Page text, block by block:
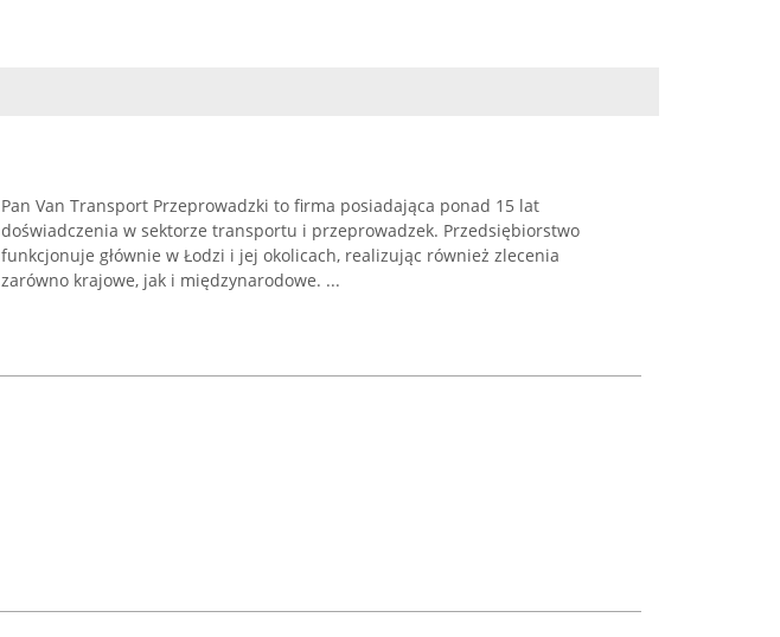
Pan Van Transport Przeprowadzki to firma posiadająca ponad 15 lat
doświadczenia w sektorze transportu i przeprowadzek. Przedsiębiorstwo
funkcjonuje głównie w Łodzi i jej okolicach, realizując również zlecenia
zarówno krajowe, jak i międzynarodowe. ...